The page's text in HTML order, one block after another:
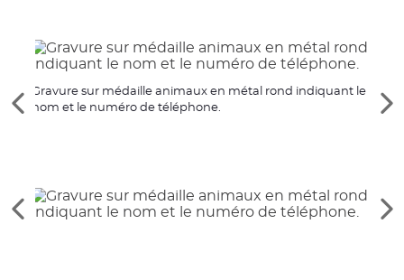
Voir
Gravure sur médaille animaux en métal rond indiquant le
nom et le numéro de téléphone.
Voir